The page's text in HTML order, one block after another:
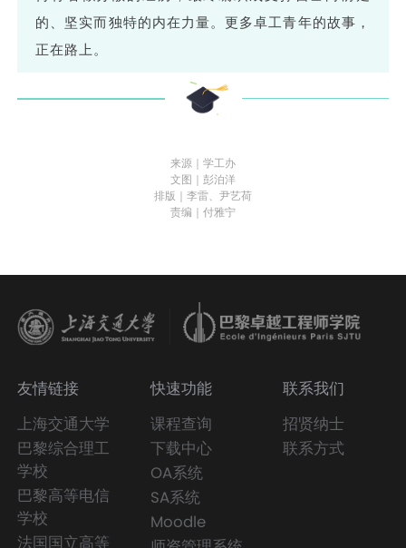
的、坚实而独特的内在力量。更多卓工青年的故事，
正在路上。
来源｜学工办
文图｜彭泊洋
排版｜李雷、尹艺荷
责编｜付雅宁
友情链接
上海交通大学
巴黎综合理工
学校
巴黎高等电信
学校
法国国立高等
快速功能
课程查询
下载中心
OA系统
SA系统
Moodle
联系我们
招贤纳士
联系方式